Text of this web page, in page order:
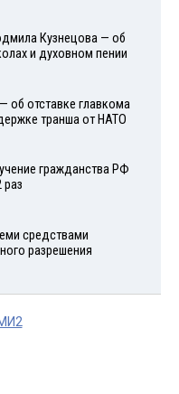
Кузнецова — об
и духовном пении
об отставке главкома
транша от НАТО
гражданства РФ
раз
средствами
разрешения